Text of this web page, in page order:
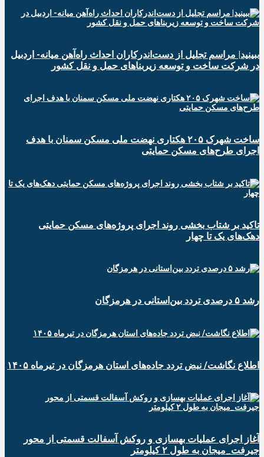
ببینید| مراسم تجلیل از دست‌اندرکاران احداث راه‌آهن میانه- اردبیل
در شرکت ساخت و توسعه زیربناهای حمل و نقل کشور
ساخت شهرک ۲۰۵ هکتاری نهضت ملی مسکن سمنان با هدف
اجرای طرح‌های مسکن حمایتی
تاکید بر شتاب ‌بخشی روند اجرای پروژه‌های مسکن حمایتی
دهک‌های یک تا چهار
رشد ۵ درصدی تردد بین‌استانی در هرمزگان
اطلاع نگاشت/ نبض تردد جاده‌های استان هرمزگان در تیرماه ۱۴۰۵
آغاز اجرای عملیات بهسازی و روکش آسفالت قسمتی از محور
جیرفت_میجان به طول ۲ کیلومتر